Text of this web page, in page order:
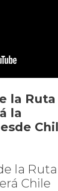
la
la
la
Chile